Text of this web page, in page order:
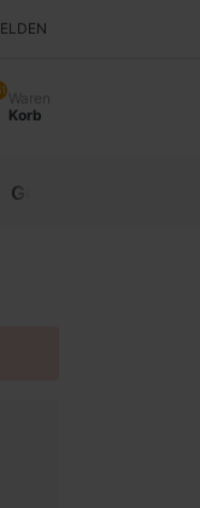
Waren
Korb